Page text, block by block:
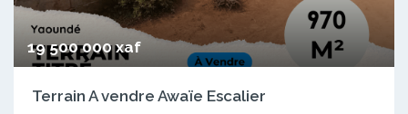
19 500 000 xaf
Terrain A vendre Awaïe Escalier